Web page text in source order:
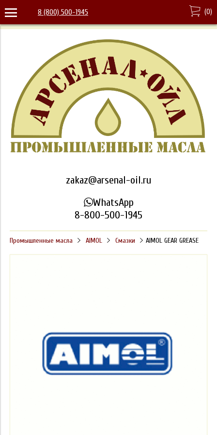
8 (800) 500-1945 (0)
zakaz@arsenal-oil.ru
WhatsApp
8-800-500-1945
Промышленные масла AIMOL Смазки AIMOL GEAR GREASE